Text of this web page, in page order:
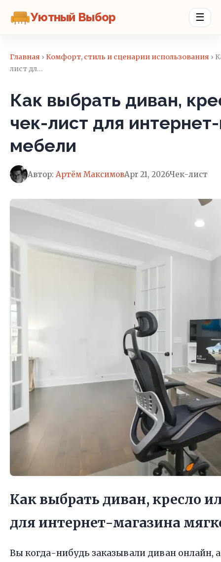
Уютный Выбор ☰
Главная › Комфорт, стиль и сценарии использования ›
лист дл…
Как выбрать диван,
чек-лист для
мебели
Автор: Артём МаксимовApr 21, 2026Чек-лист
Как выбрать диван, кресло
для интернет-магазина
Вы когда-нибудь заказывали диван онлайн,